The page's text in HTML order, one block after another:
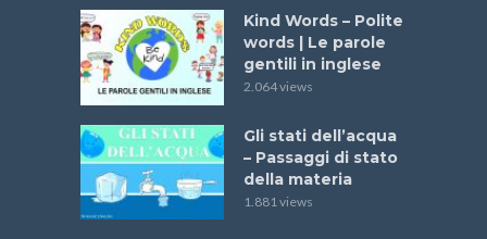
Kind Words – Polite
words | Le parole
gentili in inglese
2.064 views
Gli stati dell’acqua
– Passaggi di stato
della materia
1.881 views